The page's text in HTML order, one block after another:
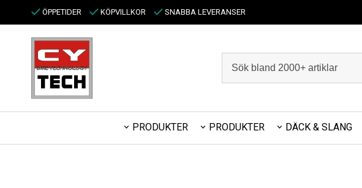
ÖPPETIDER KÖPVILLKOR SNABBA LEVERANSER
PRODUKTER PRODUKTER DÄCK & SLANG